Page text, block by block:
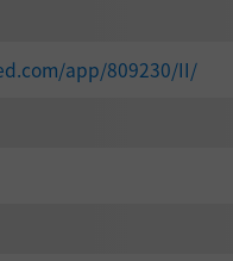
app/809230/II/